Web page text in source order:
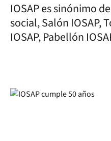
IOSAP es sinónimo
social, Salón IOSAP,
IOSAP, Pabellón